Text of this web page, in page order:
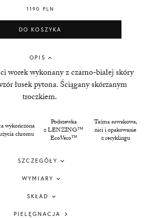
1190 PLN
DO KOSZYKA
OPIS
worek wykonany z czarno-białej skóry
łusek pytona. Ściągany skórzanym
troczkiem.
wykończona
chromu
Podszewka
z LENZING™
EcoVero™
Taśma suwakowa,
nici i opakowanie
z recyklingu
SZCZEGÓŁY
WYMIARY
SKŁAD
PIELĘGNACJA